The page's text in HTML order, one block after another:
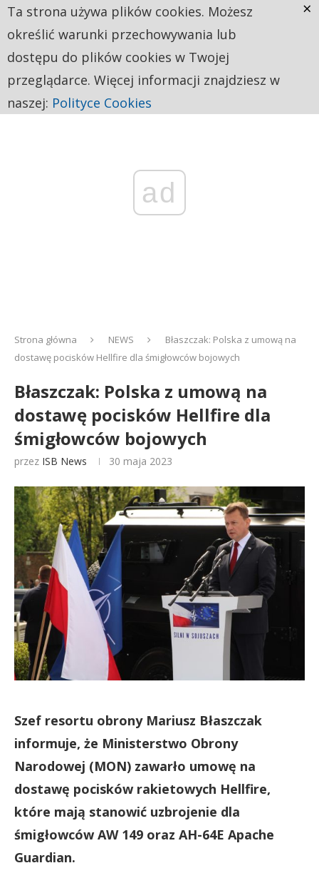
ad
Strona główna NEWS
Błaszczak: Polska z umową na
dostawę pocisków Hellfire dla śmigłowców bojowych
Błaszczak: Polska z umową na
dostawę pocisków Hellfire dla
śmigłowców bojowych
przez ISB News 30 maja 2023
Szef resortu obrony Mariusz Błaszczak
informuje, że Ministerstwo Obrony
Narodowej (MON) zawarło umowę na
dostawę pocisków rakietowych Hellfire,
które mają stanowić uzbrojenie dla
śmigłowców AW 149 oraz AH-64E Apache
Guardian.
Ta strona używa plików cookies. Możesz
określić warunki przechowywania lub
dostępu do plików cookies w Twojej
przeglądarce. Więcej informacji znajdziesz w
naszej: Polityce Cookies
×